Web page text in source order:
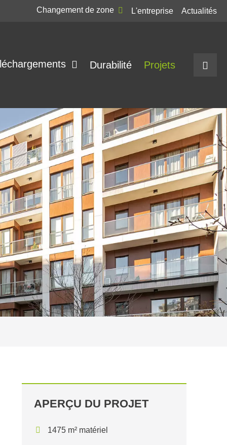
Changement de zone L'entreprise Actualités
Durabilité Projets
APERÇU DU PROJET
1475 m² matériel